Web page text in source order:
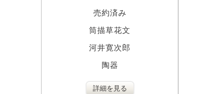
売約済み
筒描草花文
河井寛次郎
陶器
詳細を見る